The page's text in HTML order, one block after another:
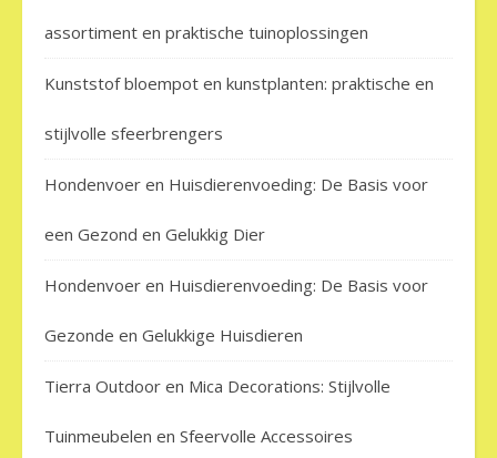
assortiment en praktische tuinoplossingen
Kunststof bloempot en kunstplanten: praktische en
stijlvolle sfeerbrengers
Hondenvoer en Huisdierenvoeding: De Basis voor
een Gezond en Gelukkig Dier
Hondenvoer en Huisdierenvoeding: De Basis voor
Gezonde en Gelukkige Huisdieren
Tierra Outdoor en Mica Decorations: Stijlvolle
Tuinmeubelen en Sfeervolle Accessoires